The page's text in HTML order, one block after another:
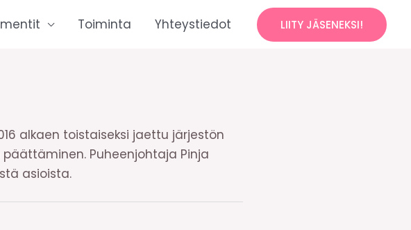
Toiminta Yhteystiedot LIITY JÄSENEKSI!
alkaen toistaiseksi jaettu järjestön
Puheenjohtaja Pinja
asioista.